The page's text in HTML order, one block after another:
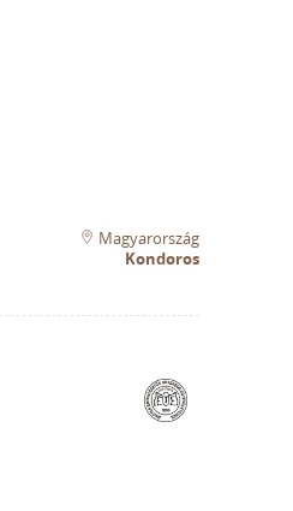
Magyarország
Kondoros